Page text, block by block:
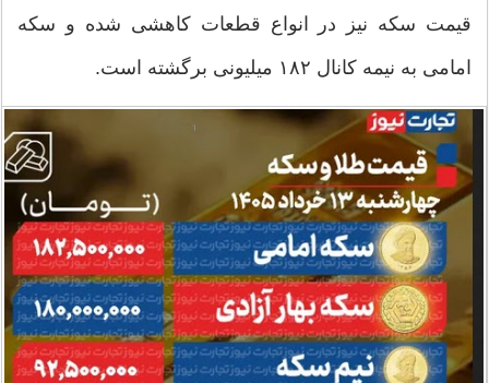
قیمت سکه نیز در انواع قطعات کاهشی شده و سکه
امامی به نیمه کانال ۱۸۲ میلیونی برگشته است.